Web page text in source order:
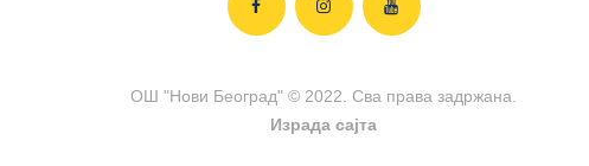
ОШ "Нови Београд" © 2022. Сва права задржана.
Израда сајта